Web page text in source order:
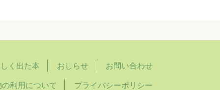
く出た本 おしらせ お問い合わせ
利用について プライバシーポリシー